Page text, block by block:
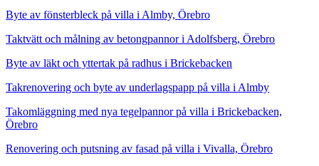
Byte av fönsterbleck på villa i Almby, Örebro
Taktvätt och målning av betongpannor i Adolfsberg, Örebro
Byte av läkt och yttertak på radhus i Brickebacken
Takrenovering och byte av underlagspapp på villa i Almby
Takomläggning med nya tegelpannor på villa i Brickebacken,
Örebro
Renovering och putsning av fasad på villa i Vivalla, Örebro